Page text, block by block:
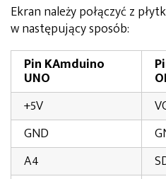
Ekran należy połączyć z
w następujący sposób:
Pin KAmduino
UNO
+5V
GND
A4